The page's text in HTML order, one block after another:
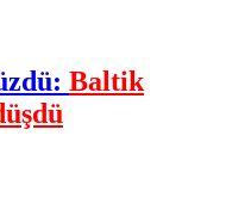
Baltik